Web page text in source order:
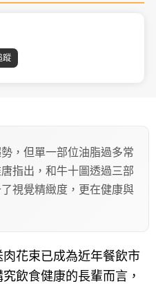
蹤
，但單一部位油脂過多常
指出，和牛十圖透過三部
視覺精緻度，更在健康與
花束已成為近年餐飲市
飲食健康的長輩而言，